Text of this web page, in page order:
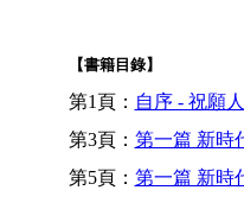
【書籍目錄】
第1頁： 自序 - 祝願
第3頁： 第一篇 新時
第5頁： 第一篇 新時